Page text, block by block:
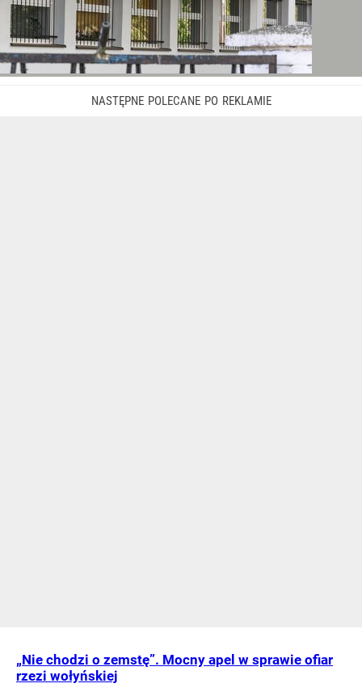
„Nie chodzi o zemstę”. Mocny apel w sprawie ofiar
rzezi wołyńskiej